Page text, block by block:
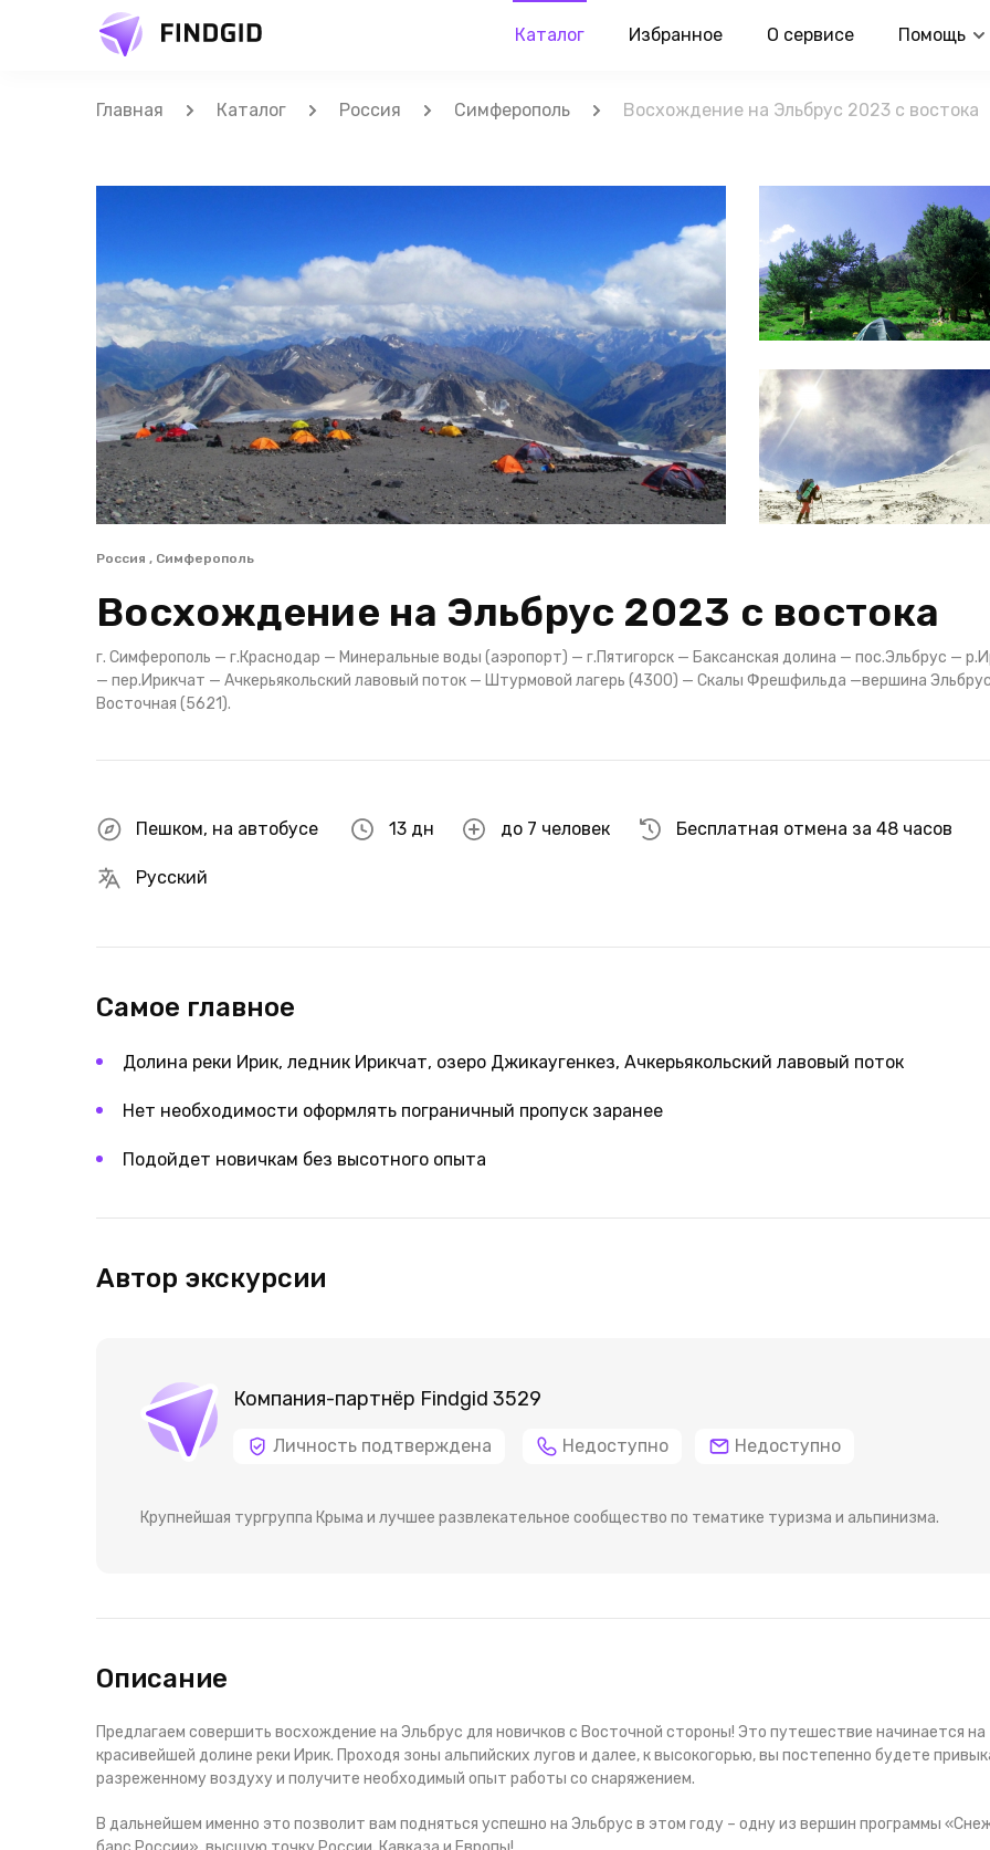
Каталог Избранное О сервисе Помощь
Главная Каталог Россия Симферополь Восхождение на Эльбрус 2023 с востока
Россия , Симферополь
Восхождение на Эльбрус 2023 с востока
г. Симферополь — г.Краснодар — Минеральные воды (аэропорт) — г.Пятигорск — Баксанская долина — пос.Эльбрус —
— пер.Ирикчат — Ачкерьякольский лавовый поток — Штурмовой лагерь (4300) — Скалы Фрешфильда —вершина
Восточная (5621).
Пешком, на автобусе 13 дн до 7 человек Бесплатная отмена за 48 часов
Русский
Самое главное
Долина реки Ирик, ледник Ирикчат, озеро Джикаугенкез, Ачкерьякольский лавовый поток
Нет необходимости оформлять пограничный пропуск заранее
Подойдет новичкам без высотного опыта
Автор экскурсии
Компания-партнёр Findgid 3529
Личность подтверждена Недоступно Недоступно
Крупнейшая тургруппа Крыма и лучшее развлекательное сообщество по тематике туризма и альпинизма.
Описание
Предлагаем совершить восхождение на Эльбрус для новичков с Восточной стороны! Это путешествие начинается на
красивейшей долине реки Ирик. Проходя зоны альпийских лугов и далее, к высокогорью, вы постепенно будете
разреженному воздуху и получите необходимый опыт работы со снаряжением.
В дальнейшем именно это позволит вам подняться успешно на Эльбрус в этом году – одну из вершин программы